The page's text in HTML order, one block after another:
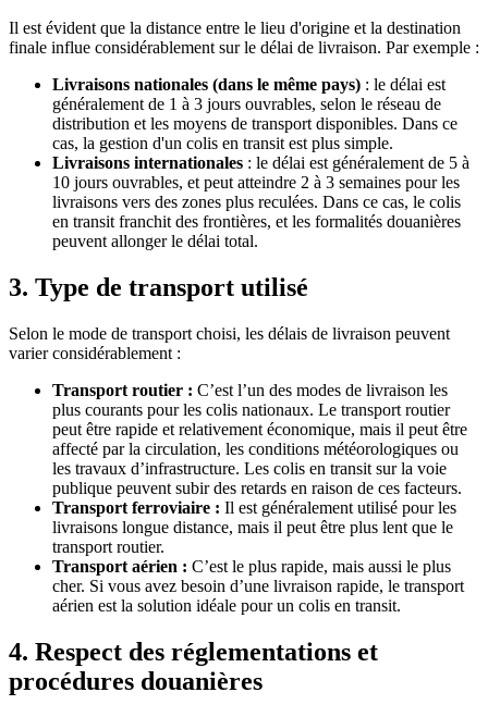
Il est évident que la distance entre le lieu d'origine et la destination
finale influe considérablement sur le délai de livraison. Par exemple :
Livraisons nationales (dans le même pays) : le délai est
généralement de 1 à 3 jours ouvrables, selon le réseau de
distribution et les moyens de transport disponibles. Dans ce
cas, la gestion d'un colis en transit est plus simple.
Livraisons internationales : le délai est généralement de 5 à
10 jours ouvrables, et peut atteindre 2 à 3 semaines pour les
livraisons vers des zones plus reculées. Dans ce cas, le colis
en transit franchit des frontières, et les formalités douanières
peuvent allonger le délai total.
3. Type de transport utilisé
Selon le mode de transport choisi, les délais de livraison peuvent
varier considérablement :
Transport routier : C’est l’un des modes de livraison les
plus courants pour les colis nationaux. Le transport routier
peut être rapide et relativement économique, mais il peut être
affecté par la circulation, les conditions météorologiques ou
les travaux d’infrastructure. Les colis en transit sur la voie
publique peuvent subir des retards en raison de ces facteurs.
Transport ferroviaire : Il est généralement utilisé pour les
livraisons longue distance, mais il peut être plus lent que le
transport routier.
Transport aérien : C’est le plus rapide, mais aussi le plus
cher. Si vous avez besoin d’une livraison rapide, le transport
aérien est la solution idéale pour un colis en transit.
4. Respect des réglementations et
procédures douanières